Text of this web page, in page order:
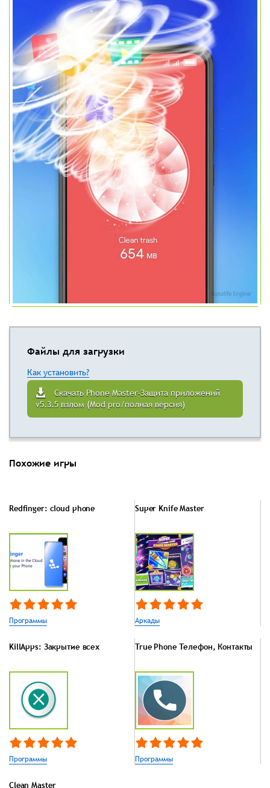
Файлы для загрузки
Как установить?
Скачать Phone Master-Защита приложений
v5.3.5 взлом (Mod pro/полная версия)
Похожие игры
Redfinger: cloud phone
Программы
Super Knife Master
Аркады
KillApps: Закрытие всех
Программы
True Phone Телефон, Контакты
Программы
Clean Master